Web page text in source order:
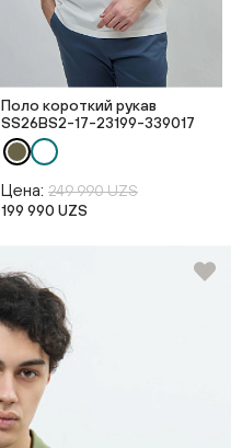
Поло короткий рукав
SS26BS2-17-23199-339017
Цена: 249 990 UZS
199 990 UZS